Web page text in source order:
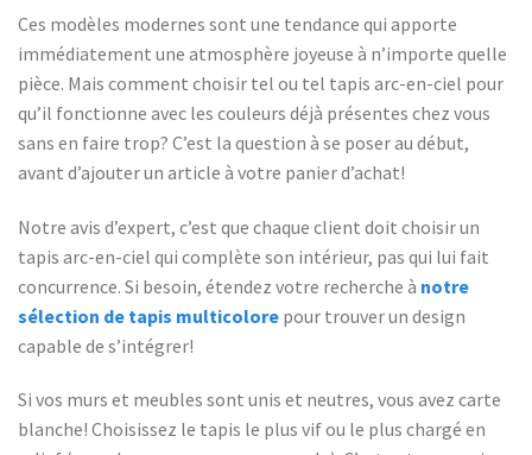
Ces modèles modernes sont une tendance qui apporte
immédiatement une atmosphère joyeuse à n’importe quelle
pièce. Mais comment choisir tel ou tel tapis arc-en-ciel pour
qu’il fonctionne avec les couleurs déjà présentes chez vous
sans en faire trop? C’est la question à se poser au début,
avant d’ajouter un article à votre panier d’achat!
Notre avis d’expert, c’est que chaque client doit choisir un
tapis arc-en-ciel qui complète son intérieur, pas qui lui fait
concurrence. Si besoin, étendez votre recherche à notre
sélection de tapis multicolore pour trouver un design
capable de s’intégrer!
Si vos murs et meubles sont unis et neutres, vous avez carte
blanche! Choisissez le tapis le plus vif ou le plus chargé en